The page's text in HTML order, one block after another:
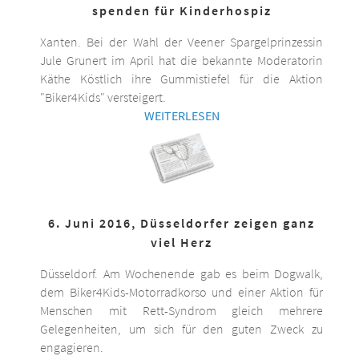
spenden für Kinderhospiz
Xanten. Bei der Wahl der Veener Spargelprinzessin
Jule Grunert im April hat die bekannte Moderatorin
Käthe Köstlich ihre Gummistiefel für die Aktion
"Biker4Kids" versteigert.
WEITERLESEN
6. Juni 2016, Düsseldorfer zeigen ganz
viel Herz
Düsseldorf. Am Wochenende gab es beim Dogwalk,
dem Biker4Kids-Motorradkorso und einer Aktion für
Menschen mit Rett-Syndrom gleich mehrere
Gelegenheiten, um sich für den guten Zweck zu
engagieren.